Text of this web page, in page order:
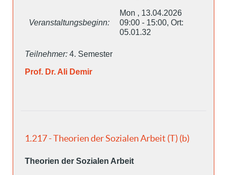
Veranstaltungsbeginn:
Mon , 13.04.2026
09:00 - 15:00, Ort:
05.01.32
Teilnehmer: 4. Semester
Prof. Dr. Ali Demir
1.217 - Theorien der Sozialen Arbeit (T) (b)
Theorien der Sozialen Arbeit